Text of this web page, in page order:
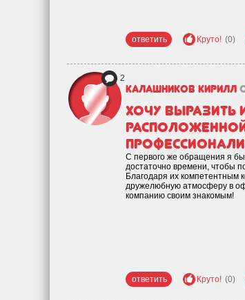
ответить Круто! (0)
2
Калашников Кирилл
Хочу выразить
С первого же обращения я
достаточно времени, чтобы
Благодаря их компетентным
дружелюбную атмосферу в
компанию своим знакомым!
ответить Круто! (0)